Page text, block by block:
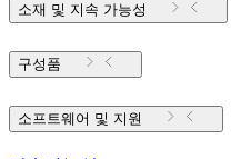
소재 및 지속 가능성
구성품
소프트웨어 및 지원